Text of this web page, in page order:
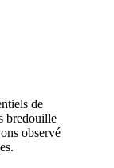
de
bredouille
observé